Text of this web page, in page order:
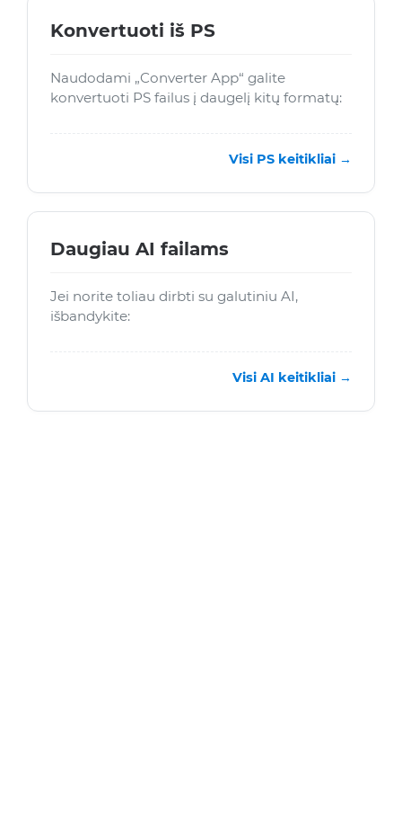
Konvertuoti iš PS
Naudodami „Converter App“ galite
konvertuoti PS failus į daugelį kitų formatų:
Visi PS keitikliai →
Daugiau AI failams
Jei norite toliau dirbti su galutiniu AI,
išbandykite:
Visi AI keitikliai →